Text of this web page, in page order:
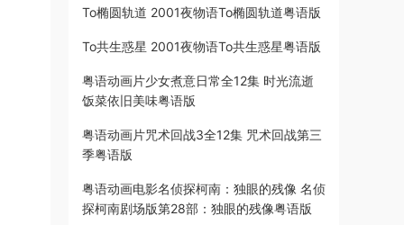
To椭圆轨道 2001夜物语To椭圆轨道粤语版
To共生惑星 2001夜物语To共生惑星粤语版
粤语动画片少女煮意日常全12集 时光流逝
饭菜依旧美味粤语版
粤语动画片咒术回战3全12集 咒术回战第三
季粤语版
粤语动画电影名侦探柯南：独眼的残像 名侦
探柯南剧场版第28部：独眼的残像粤语版